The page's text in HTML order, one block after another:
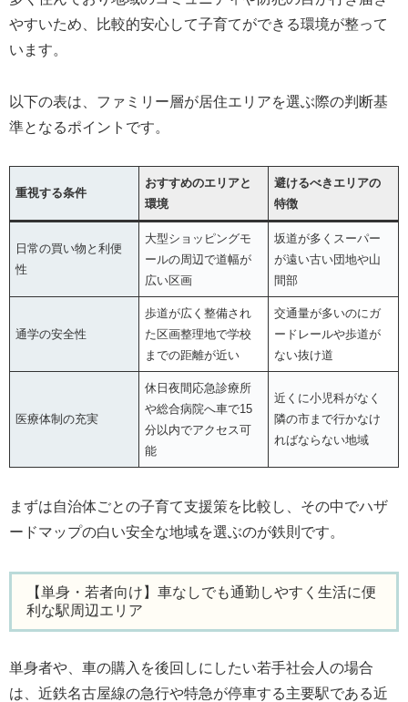
やすいため、比較的安心して子育てができる環境が整って
います。
以下の表は、ファミリー層が居住エリアを選ぶ際の判断基
準となるポイントです。
重視する条件
おすすめのエリアと
環境
避けるべきエリアの
特徴
日常の買い物と利便
性
大型ショッピングモ
ールの周辺で道幅が
広い区画
坂道が多くスーパー
が遠い古い団地や山
間部
通学の安全性
歩道が広く整備され
た区画整理地で学校
までの距離が近い
交通量が多いのにガ
ードレールや歩道が
ない抜け道
医療体制の充実
休日夜間応急診療所
や総合病院へ車で15
分以内でアクセス可
能
近くに小児科がなく
隣の市まで行かなけ
ればならない地域
まずは自治体ごとの子育て支援策を比較し、その中でハザ
ードマップの白い安全な地域を選ぶのが鉄則です。
【単身・若者向け】車なしでも通勤しやすく生活に便
利な駅周辺エリア
単身者や、車の購入を後回しにしたい若手社会人の場合
は、近鉄名古屋線の急行や特急が停車する主要駅である近